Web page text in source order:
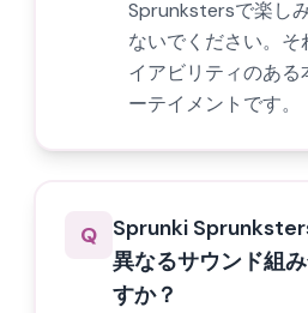
Sprunkstersで楽し
ないでください。そ
イアビリティのある
ーテイメントです。
Q Sprunki
異なるサウンド組
すか？